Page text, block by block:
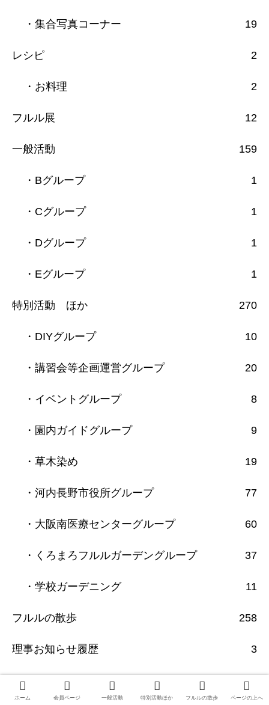
・集合写真コーナー 19
レシピ 2
・お料理 2
フルル展 12
一般活動 159
・Bグループ 1
・Cグループ 1
・Dグループ 1
・Eグループ 1
特別活動 ほか 270
・DIYグループ 10
・講習会等企画運営グループ 20
・イベントグループ 8
・園内ガイドグループ 9
・草木染め 19
・河内長野市役所グループ 77
・大阪南医療センターグループ 60
・くろまろフルルガーデングループ 37
・学校ガーデニング 11
フルルの散歩 258
理事お知らせ履歴 3
月別の投稿
ホーム 会員ページ 一般活動 特別活動ほか フルルの散歩 ページの上へ